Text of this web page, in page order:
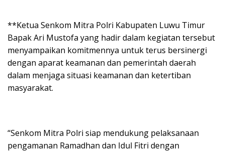
**Ketua Senkom Mitra Polri Kabupaten Luwu Timur
Bapak Ari Mustofa yang hadir dalam kegiatan tersebut
menyampaikan komitmennya untuk terus bersinergi
dengan aparat keamanan dan pemerintah daerah
dalam menjaga situasi keamanan dan ketertiban
masyarakat.
“Senkom Mitra Polri siap mendukung pelaksanaan
pengamanan Ramadhan dan Idul Fitri dengan